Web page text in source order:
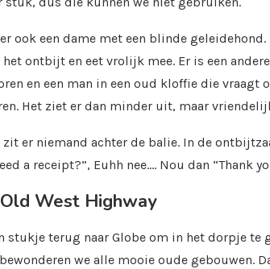
ook een dame met een blinde
het ontbijt en eet vrolijk mee. Er is een
en een man in een oud kloffie die vraagt
Het ziet er dan minder uit, maar
er niemand achter de balie. In de
a receipt?”, Euhh nee…. Nou dan “Thank
West Highway
stukje terug naar Globe om in het dorpje te
we alle mooie oude gebouwen.